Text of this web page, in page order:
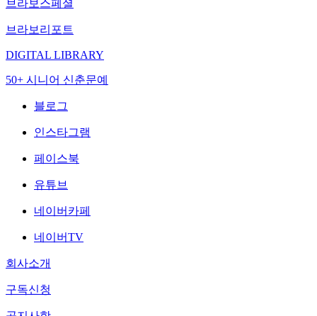
브라보스페셜
브라보리포트
DIGITAL LIBRARY
50+ 시니어 신춘문예
블로그
인스타그램
페이스북
유튜브
네이버카페
네이버TV
회사소개
구독신청